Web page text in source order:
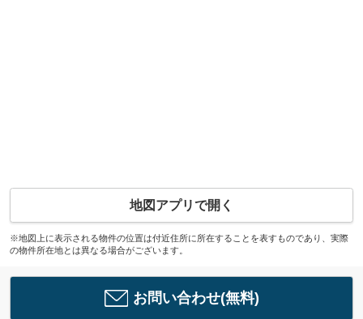
地図アプリで開く
※地図上に表示される物件の位置は付近住所に所在することを表すものであり、実際
の物件所在地とは異なる場合がございます。
お問い合わせ(無料)